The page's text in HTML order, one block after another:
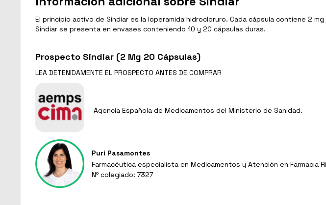
El principio activo de Sindiar es la loperamida hidrocloruro. Cada cápsula contiene 2
Sindiar se presenta en envases conteniendo 10 y 20 cápsulas duras.
Prospecto Sindiar (2 Mg 20 Cápsulas)
LEA DETENIDAMENTE EL PROSPECTO ANTES DE COMPRAR
Agencia Española de Medicamentos del Ministerio de Sanidad.
Puri Pasamontes
Farmacéutica especialista en Medicamentos y Atención en Farmacia
Nº colegiado: 7327